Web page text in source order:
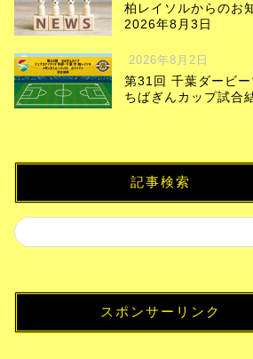
柏レイソルからのお
2026年8月3日
2026年8月2日
第31回 千葉ダービー
ちばぎんカップ試合
記事検索
スポンサーリンク